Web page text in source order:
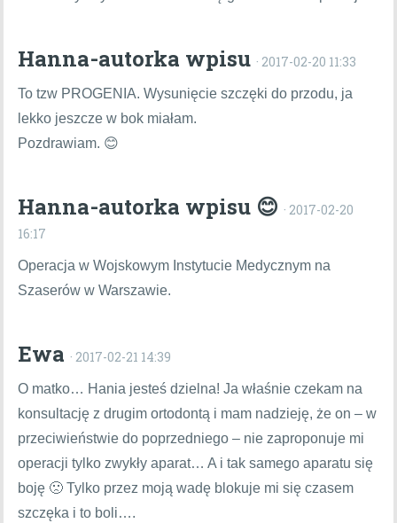
Hanna-autorka wpisu · 2017-02-20 11:33
To tzw PROGENIA. Wysunięcie szczęki do przodu, ja
lekko jeszcze w bok miałam.
Pozdrawiam. 😊
Hanna-autorka wpisu 😊 · 2017-02-20
16:17
Operacja w Wojskowym Instytucie Medycznym na
Szaserów w Warszawie.
Ewa · 2017-02-21 14:39
O matko… Hania jesteś dzielna! Ja właśnie czekam na
konsultację z drugim ortodontą i mam nadzieję, że on – w
przeciwieństwie do poprzedniego – nie zaproponuje mi
operacji tylko zwykły aparat… A i tak samego aparatu się
boję 🙁 Tylko przez moją wadę blokuje mi się czasem
szczęka i to boli….